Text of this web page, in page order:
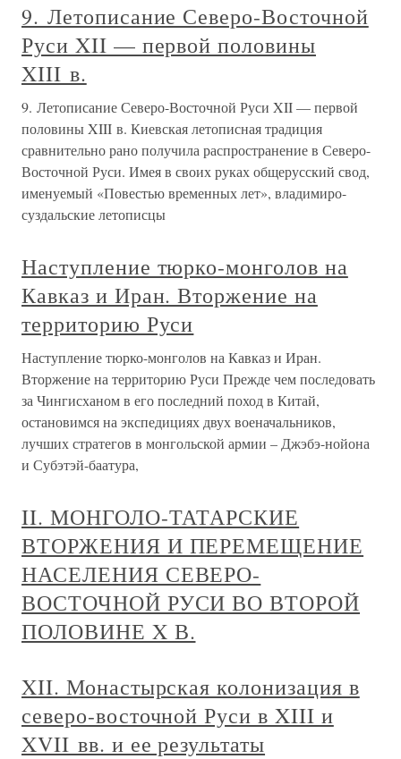
9. Летописание Северо-Восточной
Руси XII — первой половины
XIII в.
9. Летописание Северо-Восточной Руси XII — первой
половины XIII в. Киевская летописная традиция
сравнительно рано получила распространение в Северо-
Восточной Руси. Имея в своих руках общерусский свод,
именуемый «Повестью временных лет», владимиро-
суздальские летописцы
Наступление тюрко-монголов на
Кавказ и Иран. Вторжение на
территорию Руси
Наступление тюрко-монголов на Кавказ и Иран.
Вторжение на территорию Руси Прежде чем последовать
за Чингисханом в его последний поход в Китай,
остановимся на экспедициях двух военачальников,
лучших стратегов в монгольской армии – Джэбэ-нойона
и Субэтэй-баатура,
II. МОНГОЛО-ТАТАРСКИЕ
ВТОРЖЕНИЯ И ПЕРЕМЕЩЕНИЕ
НАСЕЛЕНИЯ СЕВЕРО-
ВОСТОЧНОЙ РУСИ ВО ВТОРОЙ
ПОЛОВИНЕ X В.
XII. Монастырская колонизация в
северо-восточной Руси в XIII и
XVII вв. и ее результаты